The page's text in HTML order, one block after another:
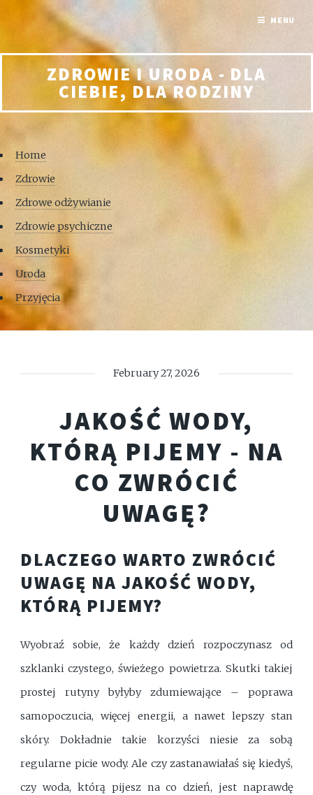
ZDROWIE I URODA - DLA
CIEBIE, DLA RODZINY
Home
Zdrowie
Zdrowe odżywianie
Zdrowie psychiczne
Kosmetyki
Uroda
Przyjęcia
February 27, 2026
JAKOŚĆ WODY,
KTÓRĄ PIJEMY - NA
CO ZWRÓCIĆ
UWAGĘ?
DLACZEGO WARTO ZWRÓCIĆ
UWAGĘ NA JAKOŚĆ WODY,
KTÓRĄ PIJEMY?
Wyobraź sobie, że każdy dzień rozpoczynasz od
szklanki czystego, świeżego powietrza. Skutki takiej
prostej rutyny byłyby zdumiewające – poprawa
samopoczucia, więcej energii, a nawet lepszy stan
skóry. Dokładnie takie korzyści niesie za sobą
regularne picie wody. Ale czy zastanawiałaś się kiedyś,
czy woda, którą pijesz na co dzień, jest naprawdę
MENU